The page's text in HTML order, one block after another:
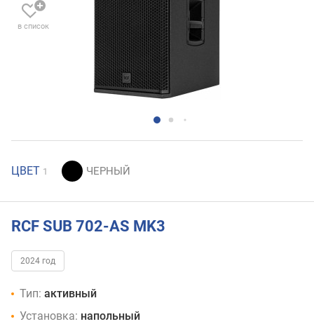
в список
ЦВЕТ 1
RCF SUB 702-AS MK3
2024 год
Тип: активный
Установка: напольный